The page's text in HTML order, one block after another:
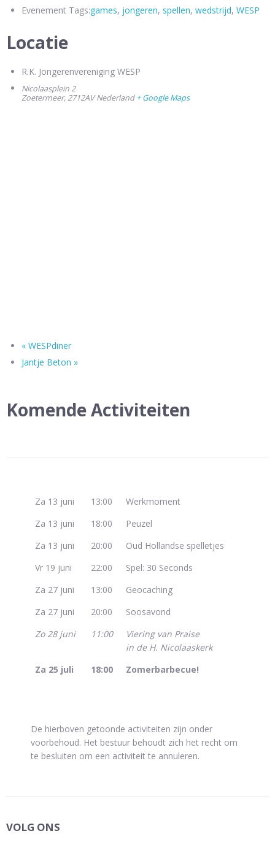
Evenement Tags:games, jongeren, spellen, wedstrijd, WESP
Locatie
R.K. Jongerenvereniging WESP
Nicolaasplein 2
Zoetermeer,2712AV Nederland + Google Maps
« WESPdiner
Jantje Beton »
Komende Activiteiten
Za 13 juni 13:00
Werkmoment
Za 13 juni
18:00
Peuzel
Za 13 juni
20:00
Oud Hollandse spelletjes
Vr 19 juni
22:00
Spel: 30 Seconds
Za 27 juni
13:00
Geocaching
Za 27 juni
20:00
Soosavond
Zo 28 juni
11:00
Viering van Praise
in de H. Nicolaaskerk
Za 25 juli
18:00 Zomerbarbecue!
De hierboven getoonde activiteiten zijn onder
voorbehoud. Het bestuur behoudt zich het recht om
te besluiten om een activiteit te annuleren.
VOLG ONS